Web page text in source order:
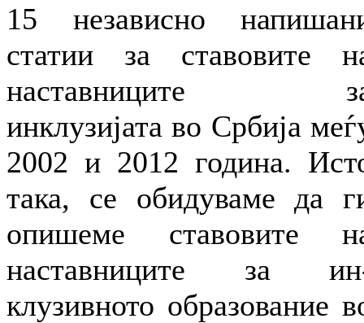
15 независно
статии за ставовите
наставниците
инклузијата во Србија
2002 и 2012 година.
така, се обидуваме да
опишеме ставовите
наставниците за
клузивното образование